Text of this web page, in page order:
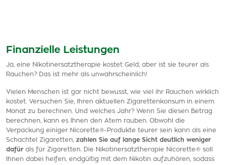
Finanzielle Leistungen
Ja, eine Nikotinersatztherapie kostet Geld, aber ist sie teurer als
Rauchen? Das ist mehr als unwahrscheinlich!
Vielen Menschen ist gar nicht bewusst, wie viel ihr Rauchen wirklich
kostet. Versuchen Sie, Ihren aktuellen Zigarettenkonsum in einem
Monat zu berechnen. Und welches Jahr? Wenn Sie diesen Betrag
berechnen, kann es Ihnen den Atem rauben. Obwohl die
Verpackung einiger Nicorette®-Produkte teurer sein kann als eine
Schachtel Zigaretten, zahlen Sie auf lange Sicht deutlich weniger
dafür als für Zigaretten. Die Nikotinersatztherapie Nicorette® soll
Ihnen dabei helfen, endgültig mit dem Nikotin aufzuhören, sodass